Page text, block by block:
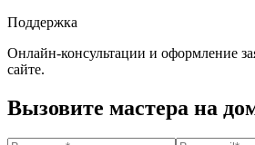
Поддержка
Онлайн-консультации и оформление
сайте.
Вызовите мастера на